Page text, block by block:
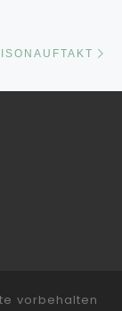
vorbehalten